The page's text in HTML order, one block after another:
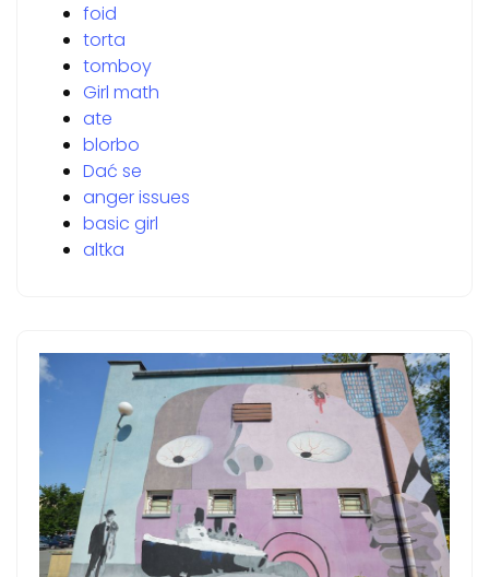
foid
torta
tomboy
Girl math
ate
blorbo
Dać se
anger issues
basic girl
altka